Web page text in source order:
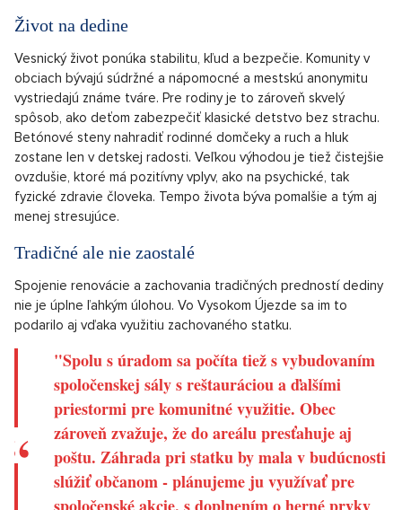
grófov Šlikov.”
uvádzaheraldik Miroslav J. V. Pavlů. Týmto sa potvrdzuje
atmosféra a tradícia miestnych obcí.
Priamo pri Vysokom Újezde sa v okolí tiež rozprestiera nové
rozsiahle golfové ihriskoAlbatross. Toto miestu dodáva ľahký
kontrast a prináša novinku, ktorá dodáva akýsi šmrnc. Nájdeme
tu pohostinnú a veľmi dobre hodnotenú reštauráciu. Pre
odvážlivcov sú v blízkosti ponuky rôznychglampingov , a tak je
pre záujemcov v hre aj zimné prenocovanie.
Život na dedine
Vesnický život ponúka stabilitu, kľud a bezpečie. Komunity v
obciach bývajú súdržné a nápomocné a mestskú anonymitu
vystriedajú známe tváre. Pre rodiny je to zároveň skvelý
spôsob, ako deťom zabezpečiť klasické detstvo bez strachu.
Betónové steny nahradiť rodinné domčeky a ruch a hluk
zostane len v detskej radosti. Veľkou výhodou je tiež čistejšie
ovzdušie, ktoré má pozitívny vplyv, ako na psychické, tak
fyzické zdravie človeka. Tempo života býva pomalšie a tým aj
menej stresujúce.
Tradičné ale nie zaostalé